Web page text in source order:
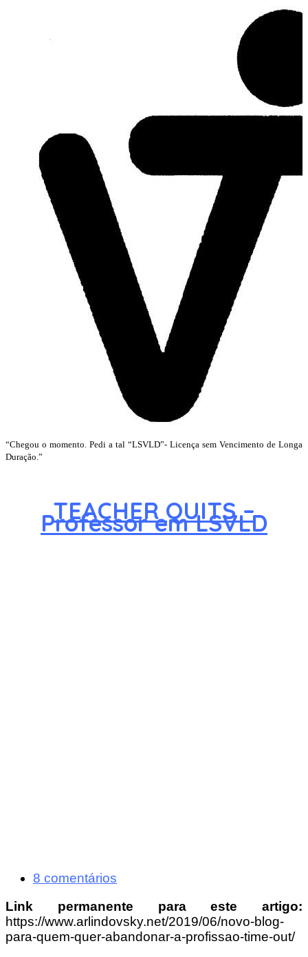
“Chegou o momento. Pedi a tal “LSVLD”- Licença sem Vencimento de Longa
Duração.”
TEACHER QUITS –
Professor em LSVLD
8 comentários
Link permanente para este artigo:
https://www.arlindovsky.net/2019/06/novo-blog-
para-quem-quer-abandonar-a-profissao-time-out/